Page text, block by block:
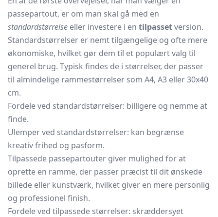
passepartout, er om man skal gå med en
standardstørrelse eller investere i en tilpassetversion.
Standardstørrelser er nemt tilgængelige og ofte mere
økonomiske, hvilket gør dem til et populært valg til
generel brug. Typisk findes de i størrelser, der passer
til almindelige rammestørrelser som A4, A3 eller 30x40
cm.
Fordele ved standardstørrelser: billigere og nemme at
finde.
Ulemper ved standardstørrelser: kan begrænse
kreativ frihed og pasform.
Tilpassede passepartouter giver mulighed for at
oprette en ramme, der passer præcist til dit ønskede
billede eller kunstværk, hvilket giver en mere personlig
og professionel finish.
Fordele ved tilpassede størrelser: skræddersyet